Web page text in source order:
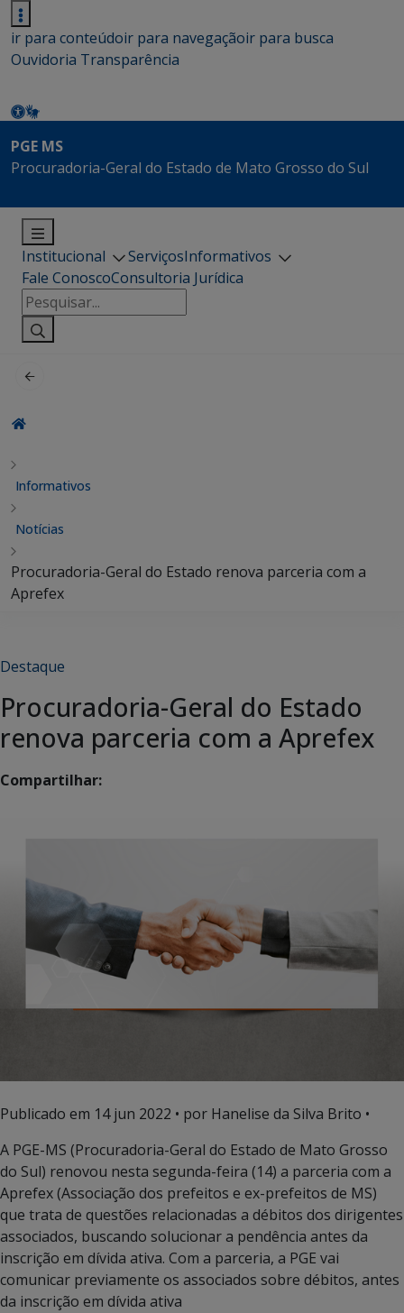
ir para conteúdoir para navegaçãoir para busca
Ouvidoria Transparência
PGE MS
Procuradoria-Geral do Estado de Mato Grosso do Sul
Institucional ServiçosInformativos
Fale ConoscoConsultoria Jurídica
Pesquisar
por:
Informativos
Notícias
Procuradoria-Geral do Estado renova parceria com a
Aprefex
Destaque
Procuradoria-Geral do Estado
renova parceria com a Aprefex
Compartilhar:
Publicado em 14 jun 2022 • por Hanelise da Silva Brito •
A PGE-MS (Procuradoria-Geral do Estado de Mato Grosso
do Sul) renovou nesta segunda-feira (14) a parceria com a
Aprefex (Associação dos prefeitos e ex-prefeitos de MS)
que trata de questões relacionadas a débitos dos dirigentes
associados, buscando solucionar a pendência antes da
inscrição em dívida ativa. Com a parceria, a PGE vai
comunicar previamente os associados sobre débitos, antes
da inscrição em dívida ativa